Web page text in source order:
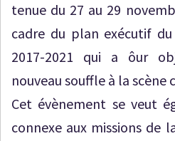
tenue du 27 au 29
cadre du plan exécutif
2017-2021 qui a ôur
nouveau souffle à la
Cet évènement se veut
connexe aux missions de